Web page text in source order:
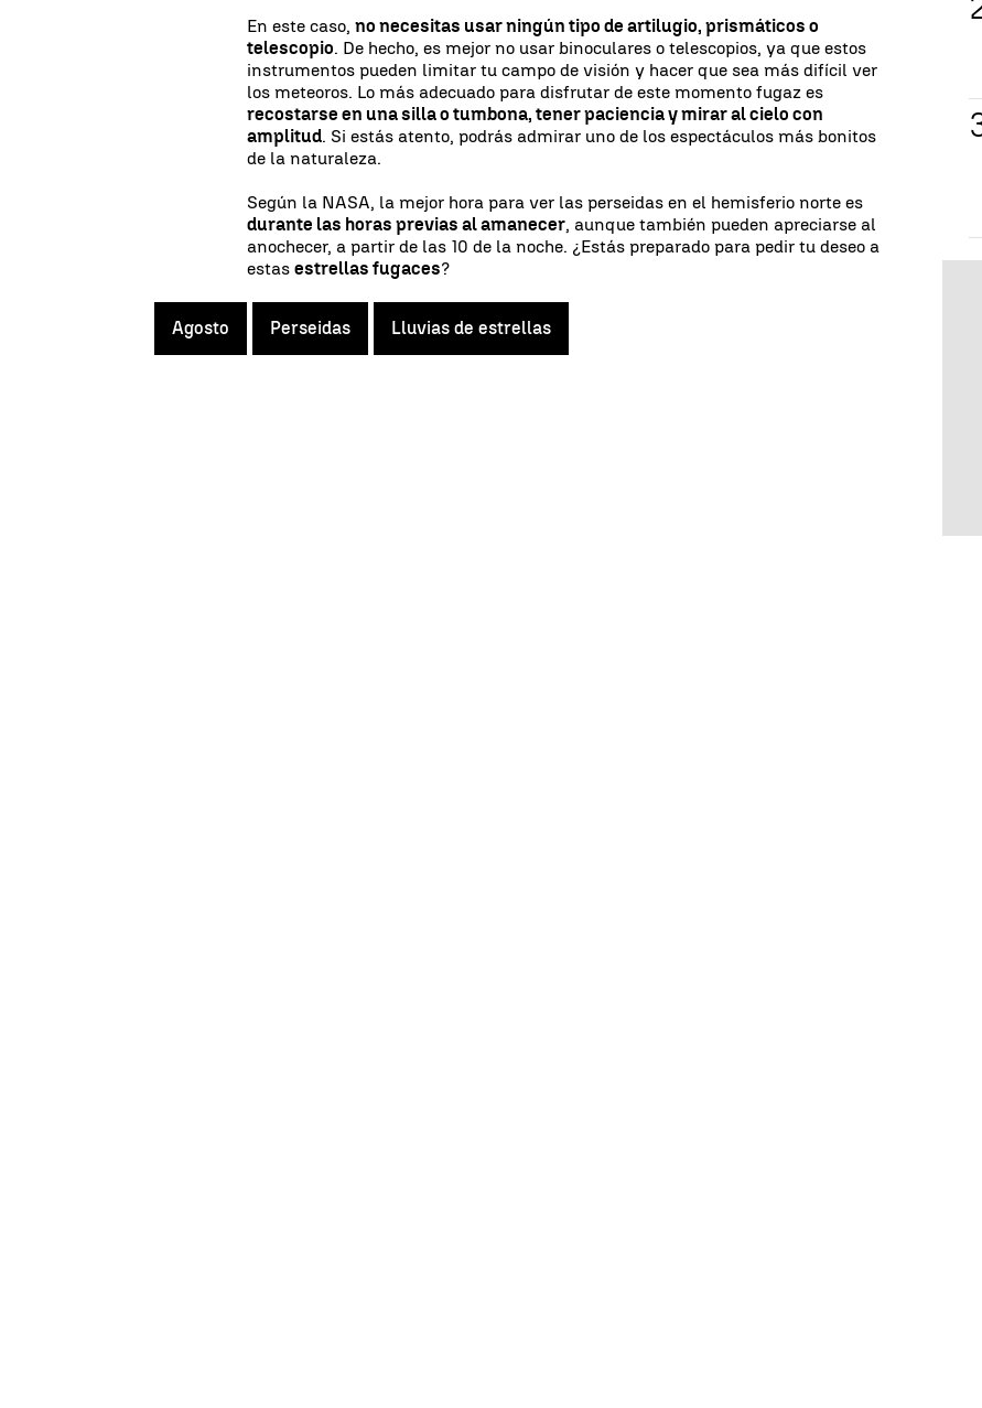
En este caso,no necesitas usar ningún tipo de artilugio, prismáticos o
telescopio. De hecho, es mejor no usar binoculares o telescopios, ya que estos
instrumentos pueden limitar tu campo de visión y hacer que sea más difícil ver
los meteoros. Lo más adecuado para disfrutar de este momento fugaz es
recostarse en una silla o tumbona, tener paciencia y mirar al cielo con
amplitud. Si estás atento, podrás admirar uno de los espectáculos más bonitos
de la naturaleza.
Según la NASA, la mejor hora para ver las perseidas en el hemisferio norte es
durante las horas previas al amanecer, aunque también pueden apreciarse al
anochecer, a partir de las 10 de la noche. ¿Estás preparado para pedir tu deseo a
estasestrellas fugaces?
Agosto Perseidas Lluvias de estrellas